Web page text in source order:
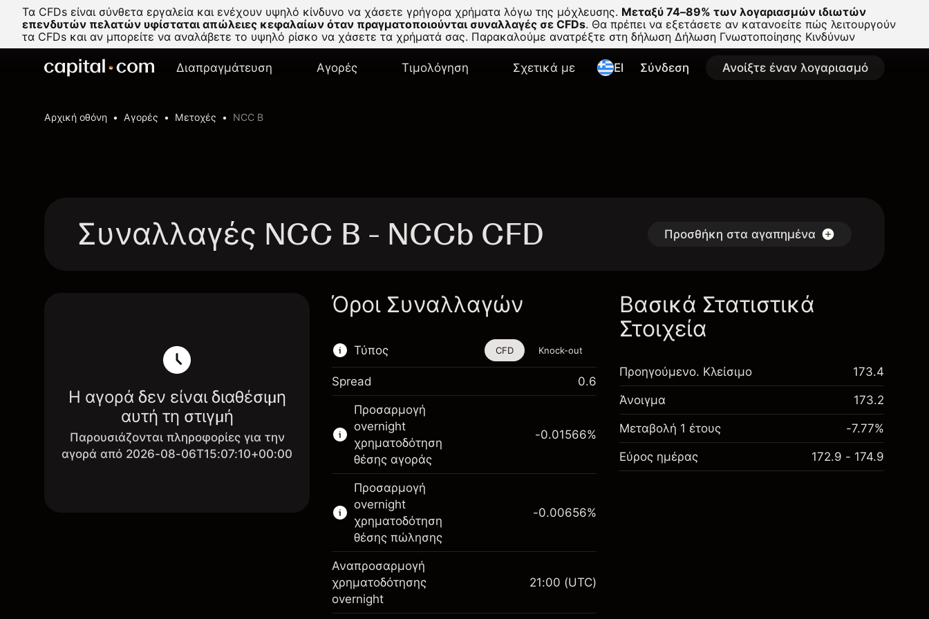
Τα CFDs είναι σύνθετα εργαλεία και ενέχουν υψηλό κίνδυνο να χάσετε γρήγορα χρήματα λόγω της μόχλευσης. Μεταξύ 74–89% των λογαριασμών ιδιωτών
επενδυτών πελατών υφίσταται απώλειες κεφαλαίων όταν πραγματοποιούνται συναλλαγές σε CFDs. Θα πρέπει να εξετάσετε αν κατανοείτε πώς λειτουργούν
τα CFDs και αν μπορείτε να αναλάβετε το υψηλό ρίσκο να χάσετε τα χρήματά σας. Παρακαλούμε ανατρέξτε στη δήλωση Δήλωση Γνωστοποίησης Κινδύνων
Διαπραγμάτευση Αγορές Τιμολόγηση Σχετικά με El Σύνδεση Ανοίξτε έναν λογαριασμό
Αρχική οθόνη Αγορές Μετοχές NCC B
Συναλλαγές NCC B - NCCb CFD Προσθήκη στα αγαπημένα
Η αγορά δεν είναι διαθέσιμη
αυτή τη στιγμή
Παρουσιάζονται πληροφορίες για την
αγορά από 2026-08-06T15:07:10+00:00
Όροι Συναλλαγών
Τύπος
Αυτό το χρηματοοικονομικό εργαλείο είναι
διαθέσιμο για διαπραγμάτευση μέσω CFDs και
Knock-outs.
Μάθετε περισσότερα σχετικά με:
CFDs
Knock-outs
CFD Knock-out
Spread 0.6
Προσαρμογή
overnight
χρηματοδότηση
θέσης αγοράς
Περιθώριο. Η επένδυσή
σας
SEK 1,000.00
-0.01566%
Προσαρμογή
overnight
χρηματοδότηση
θέσης πώλησης
-0.00656%
Αναπροσαρμογή
χρηματοδότησης
overnight
21:00 (UTC)
Βασικά Στατιστικά
Στοιχεία
Προηγούμενο. Κλείσιμο 173.4
Άνοιγμα 173.2
Μεταβολή 1 έτους -7.77%
Εύρος ημέρας 172.9 - 174.9